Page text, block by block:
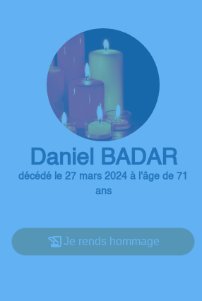
Daniel BADAR
décédé le 27 mars 2024 à l'âge de 71
ans
Je rends hommage